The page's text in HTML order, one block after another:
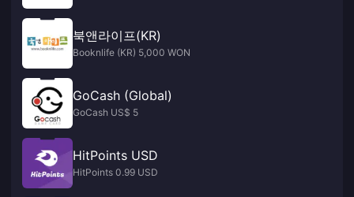
북앤라이프(KR)
Booknlife (KR) 5,000 WON
GoCash (Global)
GoCash US$ 5
HitPoints USD
HitPoints 0.99 USD